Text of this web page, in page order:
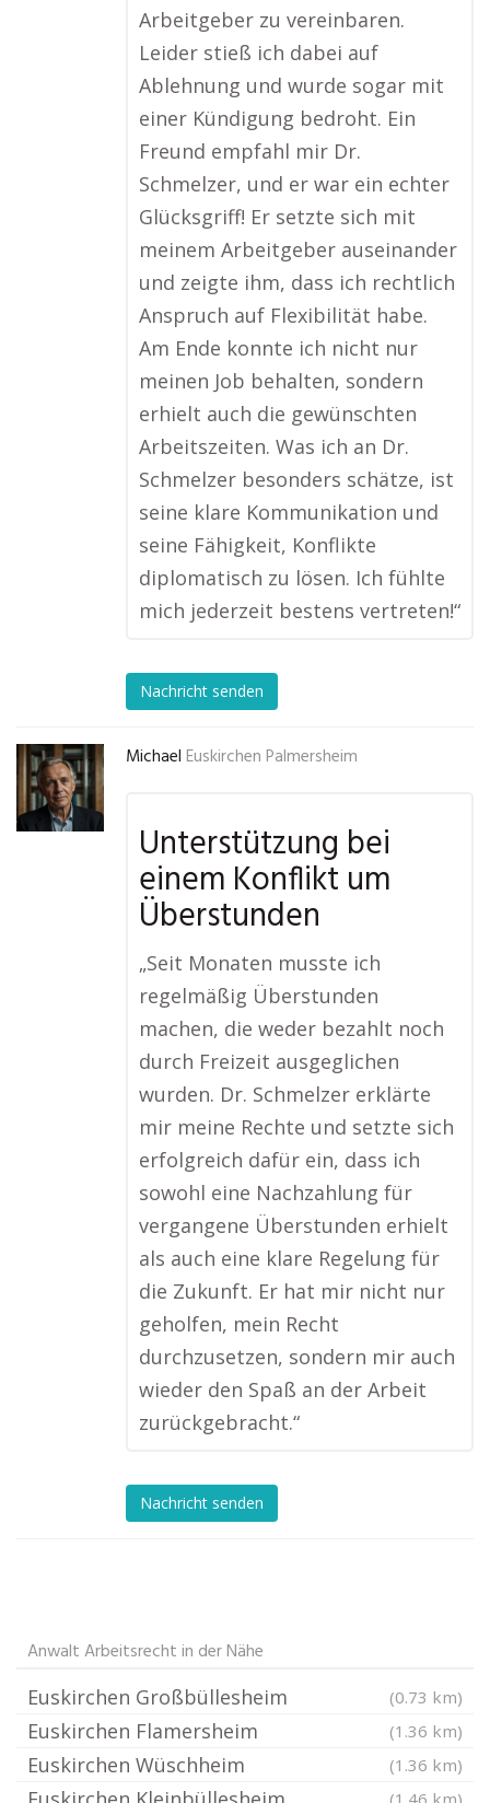
Arbeitgeber zu vereinbaren.
Leider stieß ich dabei auf
Ablehnung und wurde sogar mit
einer Kündigung bedroht. Ein
Freund empfahl mir Dr.
Schmelzer, und er war ein echter
Glücksgriff! Er setzte sich mit
meinem Arbeitgeber auseinander
und zeigte ihm, dass ich rechtlich
Anspruch auf Flexibilität habe.
Am Ende konnte ich nicht nur
meinen Job behalten, sondern
erhielt auch die gewünschten
Arbeitszeiten. Was ich an Dr.
Schmelzer besonders schätze, ist
seine klare Kommunikation und
seine Fähigkeit, Konflikte
diplomatisch zu lösen. Ich fühlte
mich jederzeit bestens vertreten!“
Nachricht senden
Michael Euskirchen Palmersheim
Unterstützung bei
einem Konflikt um
Überstunden
„Seit Monaten musste ich
regelmäßig Überstunden
machen, die weder bezahlt noch
durch Freizeit ausgeglichen
wurden. Dr. Schmelzer erklärte
mir meine Rechte und setzte sich
erfolgreich dafür ein, dass ich
sowohl eine Nachzahlung für
vergangene Überstunden erhielt
als auch eine klare Regelung für
die Zukunft. Er hat mir nicht nur
geholfen, mein Recht
durchzusetzen, sondern mir auch
wieder den Spaß an der Arbeit
zurückgebracht.“
Nachricht senden
Anwalt Arbeitsrecht in der Nähe
Euskirchen Großbüllesheim (0.73 km)
Euskirchen Flamersheim (1.36 km)
Euskirchen Wüschheim (1.36 km)
(1.46 km)